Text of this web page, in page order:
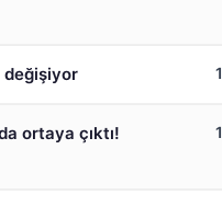
değişiyor 1
ortaya çıktı!
1